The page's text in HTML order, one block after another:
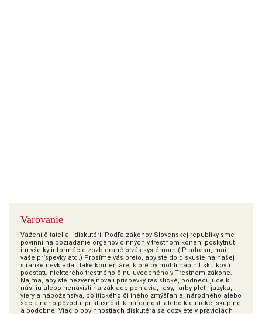
Varovanie
Vážení čitatelia - diskutéri. Podľa zákonov Slovenskej republiky sme
povinní na požiadanie orgánov činných v trestnom konaní poskytnúť
im všetky informácie zozbierané o vás systémom (IP adresu, mail,
vaše príspevky atď.) Prosíme vás preto, aby ste do diskusie na našej
stránke nevkladali také komentáre, ktoré by mohli naplniť skutkovú
podstatu niektorého trestného činu uvedeného v Trestnom zákone.
Najmä, aby ste nezverejňovali príspevky rasistické, podnecujúce k
násiliu alebo nenávisti na základe pohlavia, rasy, farby pleti, jazyka,
viery a náboženstva, politického či iného zmýšľania, národného alebo
sociálneho pôvodu, príslušnosti k národnosti alebo k etnickej skupine
a podobne. Viac o povinnostiach diskutéra sa dozviete v pravidlách